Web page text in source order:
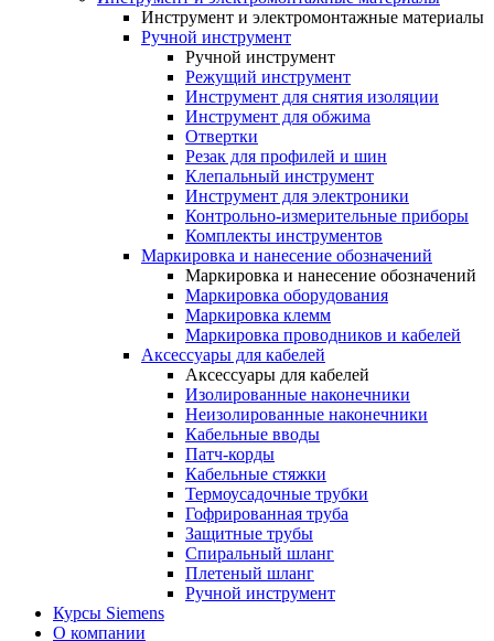
Инструмент и электромонтажные материалы
Ручной инструмент
Ручной инструмент
Режущий инструмент
Инструмент для снятия изоляции
Инструмент для обжима
Отвертки
Резак для профилей и шин
Клепальный инструмент
Инструмент для электроники
Контрольно-измерительные приборы
Комплекты инструментов
Маркировка и нанесение обозначений
Маркировка и нанесение обозначений
Маркировка оборудования
Маркировка клемм
Маркировка проводников и кабелей
Аксессуары для кабелей
Аксессуары для кабелей
Изолированные наконечники
Неизолированные наконечники
Кабельные вводы
Патч-корды
Кабельные стяжки
Термоусадочные трубки
Гофрированная труба
Защитные трубы
Спиральный шланг
Плетеный шланг
Ручной инструмент
Курсы Siemens
О компании